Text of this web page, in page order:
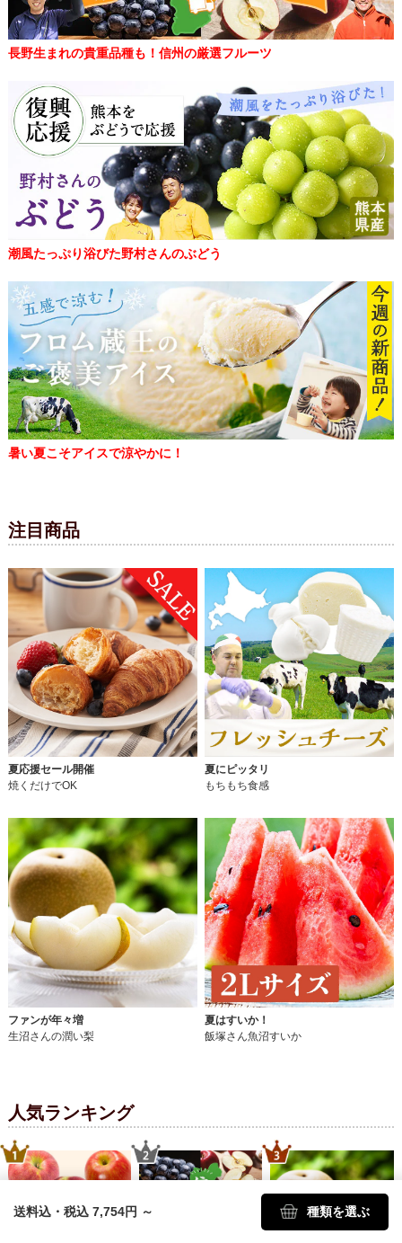
送料込・税込 7,754円 ～ 種類を選ぶ
長野生まれの貴重品種も！信州の厳選フルーツ
潮風たっぷり浴びた野村さんのぶどう
暑い夏こそアイスで涼やかに！
注目商品
夏応援セール開催
焼くだけでOK
夏にピッタリ
もちもち食感
ファンが年々増
生沼さんの潤い梨
夏はすいか！
飯塚さん魚沼すいか
人気ランキング